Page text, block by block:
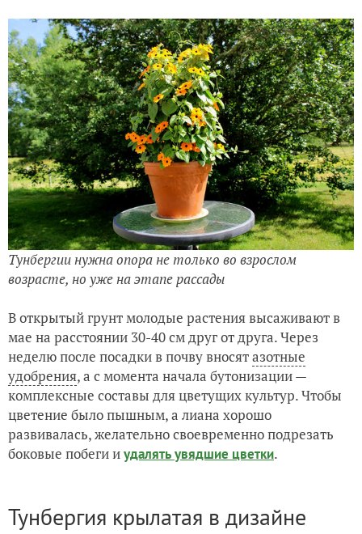
Тунбергии нужна опора не только во взрослом
возрасте, но уже на этапе рассады
В открытый грунт молодые растения высаживают в
мае на расстоянии 30-40 см друг от друга. Через
неделю после посадки в почву вносятазотные
удобрения, а с момента начала бутонизации —
комплексные составы для цветущих культур. Чтобы
цветение было пышным, а лиана хорошо
развивалась, желательно своевременно подрезать
боковые побеги иудалять увядшие цветки.
Тунбергия крылатая в дизайне